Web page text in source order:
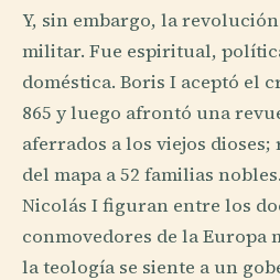
Y, sin embargo, la
militar. Fue espiritual,
doméstica. Boris I aceptó el
865 y luego afrontó una
aferrados a los viejos
del mapa a 52 familias
Nicolás I figuran entre los
conmovedores de la Europa
la teología se siente a un